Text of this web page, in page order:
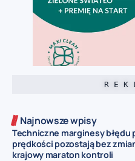
R E K
Najnowsze wpisy
Techniczne marginesy błędu
prędkości pozostają bez
krajowy maraton kontroli